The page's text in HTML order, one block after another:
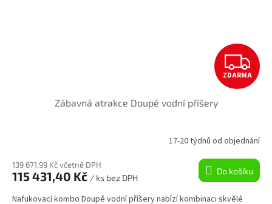
Z
D
R
M
A
ZDARMA
Zábavná atrakce Doupě vodní příšery
17-20 týdnů od objednání
139 671,99 Kč včetně DPH
115 431,40 Kč / ks bez DPH
Do košíku
Nafukovací kombo Doupě vodní příšery nabízí kombinaci skvělé